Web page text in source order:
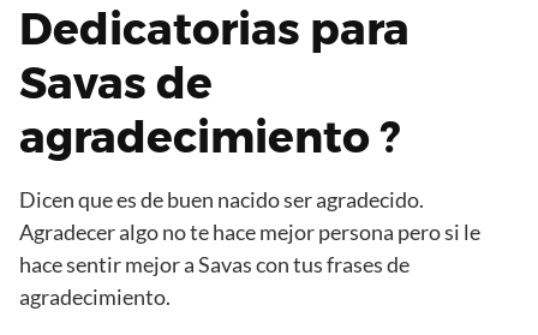
Dedicatorias para
Savas de
agradecimiento ?
Dicen que es de buen nacido ser agradecido.
Agradecer algo no te hace mejor persona pero si le
hace sentir mejor a Savas con tus frases de
agradecimiento.